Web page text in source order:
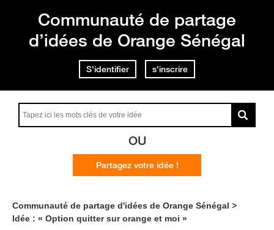
Communauté de partage
d’idées de Orange Sénégal
S'identifier s'inscrire
OU
Partagez votre idée !
Communauté de partage d'idées de Orange Sénégal
Idée : « Option quitter sur orange et moi »